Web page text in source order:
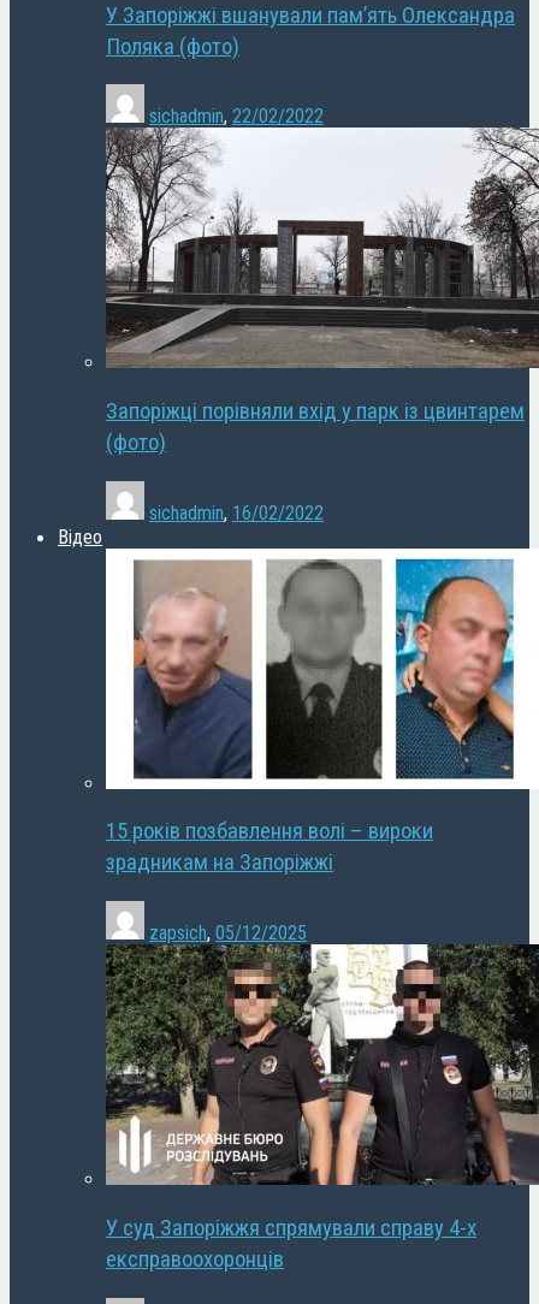
У Запоріжжі вшанували пам’ять Олександра
Поляка (фото)
sichadmin, 22/02/2022
Запоріжці порівняли вхід у парк із цвинтарем
(фото)
sichadmin, 16/02/2022
Відео
15 років позбавлення волі – вироки
зрадникам на Запоріжжі
zapsich, 05/12/2025
У суд Запоріжжя спрямували справу 4-х
експравоохоронців